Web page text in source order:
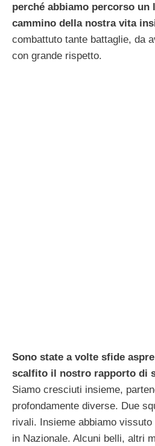
perché abbiamo percorso un
cammino della nostra vita
combattuto tante battaglie, da
con grande rispetto.
Sono state a volte sfide
scalfito il nostro rapporto di
Siamo cresciuti insieme,
profondamente diverse. Due
rivali. Insieme abbiamo
in Nazionale. Alcuni belli, altri